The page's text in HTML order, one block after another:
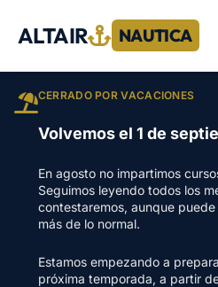
ALTAIR NAUTICA
CERRADO POR VACACIONES
Volvemos el 1 de
En agosto no impartimos
Seguimos leyendo todos los
contestaremos, aunque
más de lo normal.
Estamos empezando a
próxima temporada, a partir